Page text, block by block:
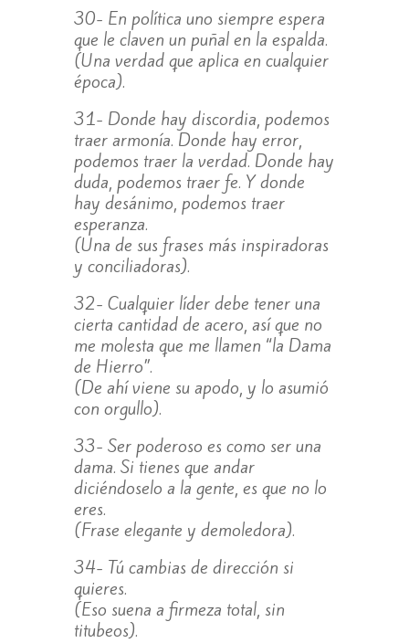
30- En política uno siempre espera
que le claven un puñal en la espalda.
(Una verdad que aplica en cualquier
época).
31- Donde hay discordia, podemos
traer armonía. Donde hay error,
podemos traer la verdad. Donde hay
duda, podemos traer fe. Y donde
hay desánimo, podemos traer
esperanza.
(Una de sus frases más inspiradoras
y conciliadoras).
32- Cualquier líder debe tener una
cierta cantidad de acero, así que no
me molesta que me llamen “la Dama
de Hierro”.
(De ahí viene su apodo, y lo asumió
con orgullo).
33- Ser poderoso es como ser una
dama. Si tienes que andar
diciéndoselo a la gente, es que no lo
eres.
(Frase elegante y demoledora).
34- Tú cambias de dirección si
quieres.
(Eso suena a firmeza total, sin
titubeos).